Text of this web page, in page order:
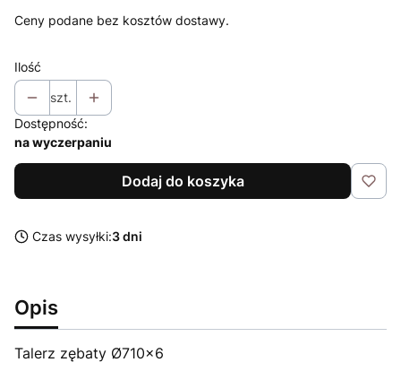
Ceny podane bez kosztów dostawy.
Ilość
szt.
Dostępność:
na wyczerpaniu
Dodaj do koszyka
Czas wysyłki:3 dni
Opis
Talerz zębaty Ø710x6